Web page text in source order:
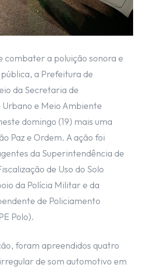
combater a poluição sonora e
a Prefeitura de
da Secretaria de
e Meio Ambiente
domingo (19) mais uma
Paz e Ordem. A ação foi
da Superintendência de
de Uso do Solo
da Polícia Militar e da
de Policiamento
Polo).
foram apreendidos quatro
de som automotivo em